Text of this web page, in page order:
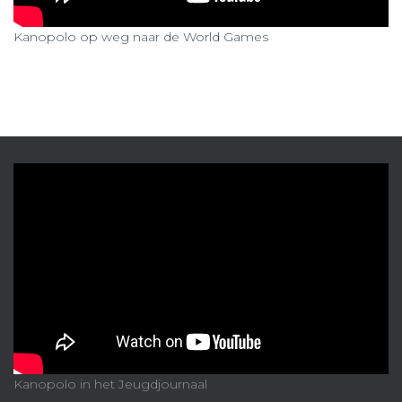
Kanopolo op weg naar de World Games
Kanopolo in het Jeugdjournaal